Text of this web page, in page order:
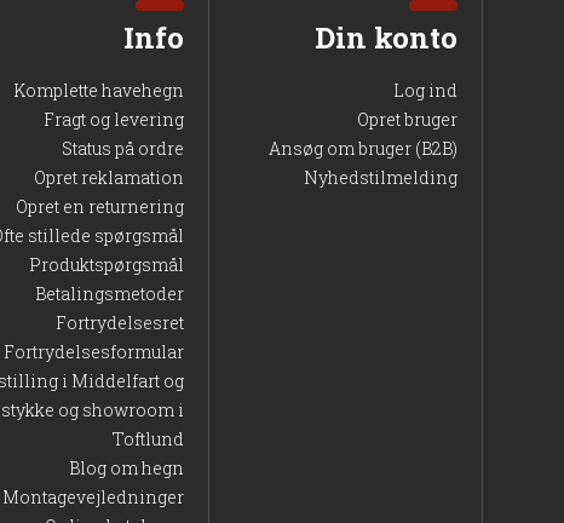
Info
Komplette havehegn
Fragt og levering
Status på ordre
Opret reklamation
Opret en returnering
stillede spørgsmål
Produktspørgsmål
Betalingsmetoder
Fortrydelsesret
Fortrydelsesformular
i Middelfart og
og showroom i
Toftlund
Blog om hegn
Montagevejledninger
Din konto
Log ind
Opret bruger
Ansøg om bruger (B2B)
Nyhedstilmelding